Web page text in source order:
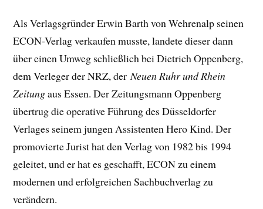
Als Verlagsgründer Erwin Barth von Wehrenalp seinen
ECON-Verlag verkaufen musste, landete dieser dann
über einen Umweg schließlich bei Dietrich Oppenberg,
dem Verleger der NRZ, der Neuen Ruhr und Rhein
Zeitungaus Essen. Der Zeitungsmann Oppenberg
übertrug die operative Führung des Düsseldorfer
Verlages seinem jungen Assistenten Hero Kind. Der
promovierte Jurist hat den Verlag von 1982 bis 1994
geleitet, und er hat es geschafft, ECON zu einem
modernen und erfolgreichen Sachbuchverlag zu
verändern.